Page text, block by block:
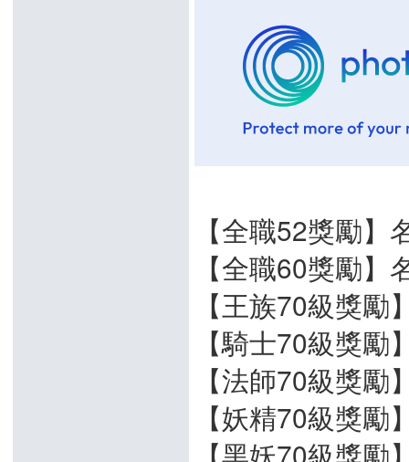
【全職52獎勵
【全職60獎勵
【王族70級獎
【騎士70級獎
【法師70級獎
【妖精70級獎
【黑妖70級獎